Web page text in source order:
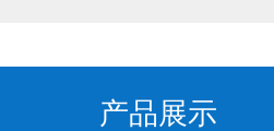
产品展示